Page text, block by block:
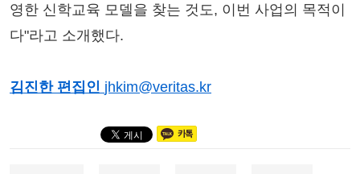
영한 신학교육 모델을 찾는 것도, 이번 사업의 목적이
다"라고 소개했다.
김진한 편집인 jhkim@veritas.kr